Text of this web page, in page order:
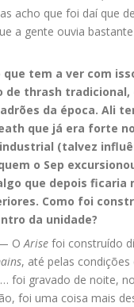
acho que foi daí que
a gente ouvia
tem a ver com
de thrash tradicional,
da época. Ali
que já era forte
(talvez
o Sep
que depois ficaria
Como foi
da unidade?
OArise foi construído
, até pelas condições
… foi gravado de noite,
foi uma coisa mais